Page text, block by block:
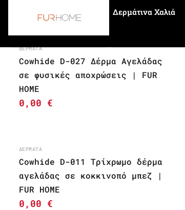
Δερμάτινα Χαλιά
Αρχική σελίδα cowhides
ΔΈΡΜΑΤΑ
Cowhide D-027 Δέρμα Αγελάδας
σε φυσικές αποχρώσεις | FUR
HOME
0,00 €
ΔΈΡΜΑΤΑ
Cowhide D-011 Τρίχρωμο δέρμα
αγελάδας σε κοκκινοπό μπεζ |
FUR HOME
0,00 €